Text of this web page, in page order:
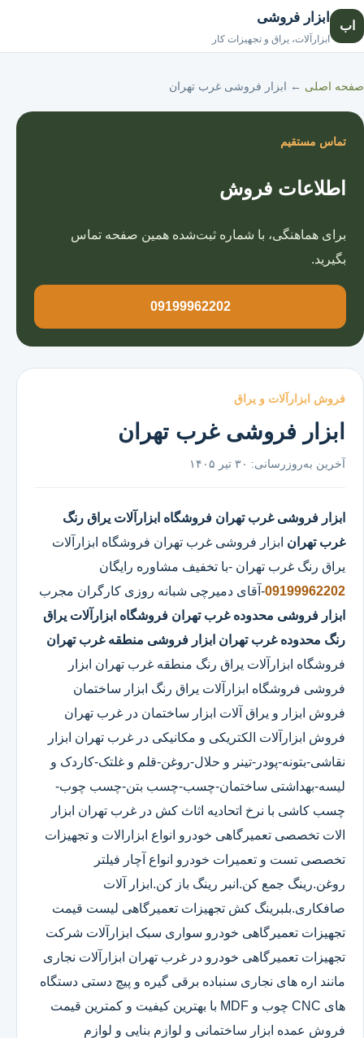
اب
ابزار فروشی
ابزارآلات، یراق و تجهیزات کار
صفحه اصلی ← ابزار فروشی غرب تهران
فروش ابزارآلات و یراق
ابزار فروشی غرب تهران
آخرین به‌روزرسانی: ۳۰ تیر ۱۴۰۵
ابزار فروشی غرب تهران فروشگاه ابزارآلات یراق رنگ
غرب تهران ابزار فروشی غرب تهران فروشگاه ابزارآلات
یراق رنگ غرب تهران -با تخفیف مشاوره رایگان
09199962202-آقای دمیرچی شبانه روزی کارگران مجرب
ابزار فروشی محدوده غرب تهران فروشگاه ابزارآلات یراق
رنگ محدوده غرب تهران ابزار فروشی منطقه غرب تهران
فروشگاه ابزارآلات یراق رنگ منطقه غرب تهران ابزار
فروشی فروشگاه ابزارآلات یراق رنگ ابزار ساختمان
فروش ابزار و یراق آلات ابزار ساختمان در غرب تهران
فروش ابزارآلات الکتریکی و مکانیکی در غرب تهران ابزار
نقاشی-بتونه-پودر-تینر و حلال-روغن-قلم و غلتک-کاردک و
لیسه-بهداشتی ساختمان-چسب-چسب بتن-چسب چوب-
چسب کاشی با نرخ اتحادیه اثاث کش در غرب تهران ابزار
الات تخصصی تعمیرگاهی خودرو انواع ابزارالات و تجهیزات
تخصصی تست و تعمیرات خودرو انواع آچار فیلتر
روغن.رینگ جمع کن.انبر رینگ باز کن.ابزار آلات
صافکاری.بلبرینگ کش تجهیزات تعمیرگاهی لیست قیمت
تجهیزات تعمیرگاهی خودرو سواری سبک ابزارآلات شرکت
تجهیزات تعمیرگاهی خودرو در غرب تهران ابزارآلات نجاری
مانند اره های نجاری سنباده برقی گیره و پیچ دستی دستگاه
های CNC چوب و MDF با بهترین کیفیت و کمترین قیمت
فروش عمده ابزار ساختمانی و لوازم بنایی و لوازم
تماس مستقیم
اطلاعات فروش
برای هماهنگی، با شماره ثبت‌شده همین صفحه تماس
بگیرید.
09199962202